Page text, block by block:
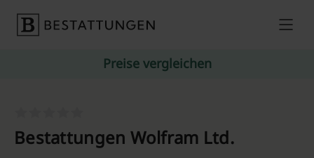
Preise vergleichen
Bestattungen Wolfram Ltd.